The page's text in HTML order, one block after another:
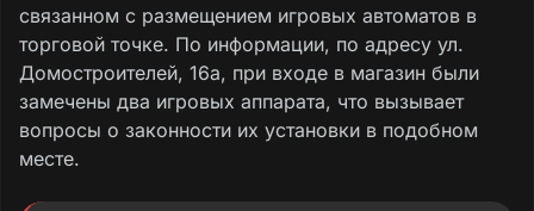
связанном с размещением игровых автоматов в
торговой точке. По информации, по адресу ул.
Домостроителей, 16а, при входе в магазин были
замечены два игровых аппарата, что вызывает
вопросы о законности их установки в подобном
месте.